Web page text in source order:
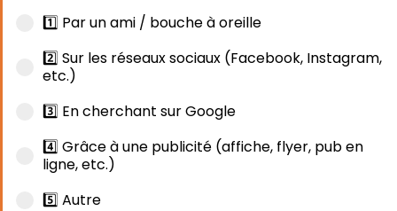
1️⃣ Par un ami / bouche à oreille
2️⃣ Sur les réseaux sociaux (Facebook, Instagram,
etc.)
3️⃣ En cherchant sur Google
4️⃣ Grâce à une publicité (affiche, flyer, pub en
ligne, etc.)
5️⃣ Autre